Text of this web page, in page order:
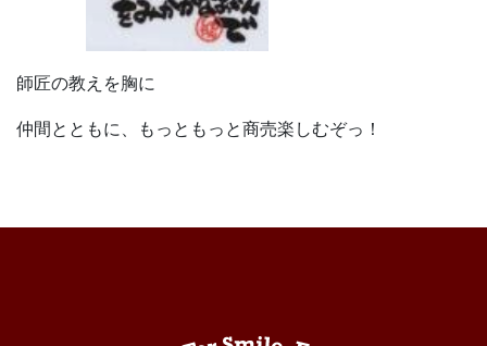
師匠の教えを胸に
仲間とともに、もっともっと商売楽しむぞっ！